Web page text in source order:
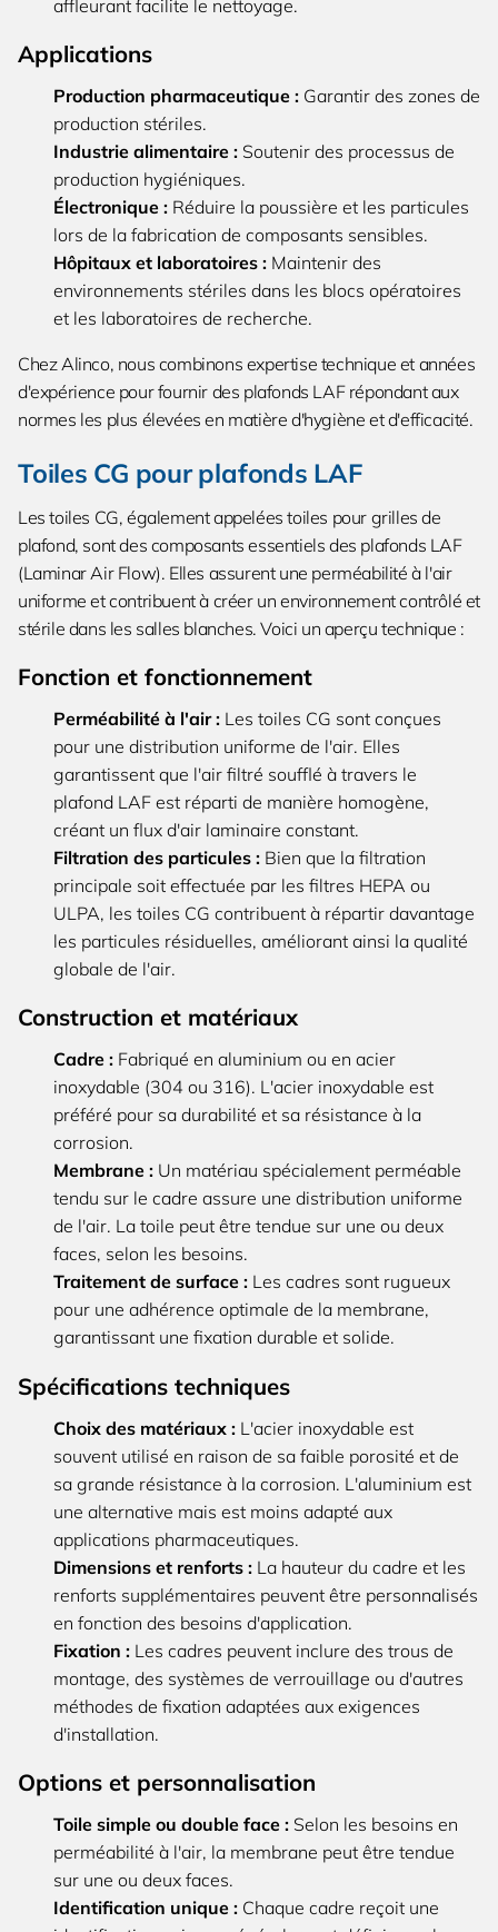
affleurant facilite le nettoyage.
Applications
Production pharmaceutique : Garantir des zones de
production stériles.
Industrie alimentaire : Soutenir des processus de
production hygiéniques.
Électronique : Réduire la poussière et les particules
lors de la fabrication de composants sensibles.
Hôpitaux et laboratoires : Maintenir des
environnements stériles dans les blocs opératoires
et les laboratoires de recherche.
Chez Alinco, nous combinons expertise technique et années
d'expérience pour fournir des plafonds LAF répondant aux
normes les plus élevées en matière d'hygiène et d'efficacité.
Toiles CG pour plafonds LAF
Les toiles CG, également appelées toiles pour grilles de
plafond, sont des composants essentiels des plafonds LAF
(Laminar Air Flow). Elles assurent une perméabilité à l'air
uniforme et contribuent à créer un environnement contrôlé et
stérile dans les salles blanches. Voici un aperçu technique :
Fonction et fonctionnement
Perméabilité à l'air : Les toiles CG sont conçues
pour une distribution uniforme de l'air. Elles
garantissent que l'air filtré soufflé à travers le
plafond LAF est réparti de manière homogène,
créant un flux d'air laminaire constant.
Filtration des particules : Bien que la filtration
principale soit effectuée par les filtres HEPA ou
ULPA, les toiles CG contribuent à répartir davantage
les particules résiduelles, améliorant ainsi la qualité
globale de l'air.
Construction et matériaux
Cadre : Fabriqué en aluminium ou en acier
inoxydable (304 ou 316). L'acier inoxydable est
préféré pour sa durabilité et sa résistance à la
corrosion.
Membrane : Un matériau spécialement perméable
tendu sur le cadre assure une distribution uniforme
de l'air. La toile peut être tendue sur une ou deux
faces, selon les besoins.
Traitement de surface : Les cadres sont rugueux
pour une adhérence optimale de la membrane,
garantissant une fixation durable et solide.
Spécifications techniques
Choix des matériaux : L'acier inoxydable est
souvent utilisé en raison de sa faible porosité et de
sa grande résistance à la corrosion. L'aluminium est
une alternative mais est moins adapté aux
applications pharmaceutiques.
Dimensions et renforts : La hauteur du cadre et les
renforts supplémentaires peuvent être personnalisés
en fonction des besoins d'application.
Fixation : Les cadres peuvent inclure des trous de
montage, des systèmes de verrouillage ou d'autres
méthodes de fixation adaptées aux exigences
d'installation.
Options et personnalisation
Toile simple ou double face : Selon les besoins en
perméabilité à l'air, la membrane peut être tendue
sur une ou deux faces.
Identification unique : Chaque cadre reçoit une